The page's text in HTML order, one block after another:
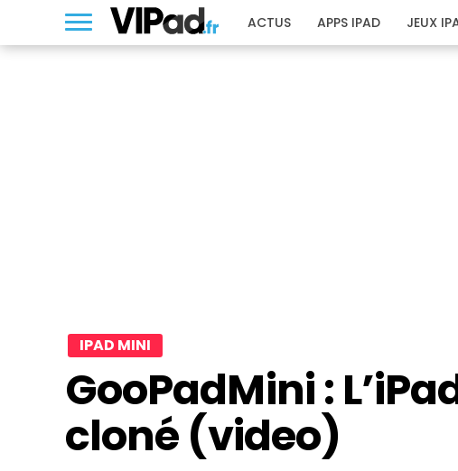
ACTUS APPS IPAD JEUX
IPAD MINI
GooPadMini :
cloné (video)